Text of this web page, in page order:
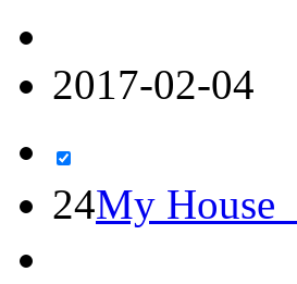
2017-02-04
24My House